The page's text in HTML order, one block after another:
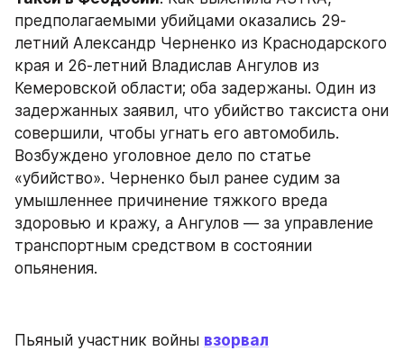
предполагаемыми убийцами оказались 29-
летний Александр Черненко из Краснодарского
края и 26-летний Владислав Ангулов из
Кемеровской области; оба задержаны. Один из
задержанных заявил, что убийство таксиста они
совершили, чтобы угнать его автомобиль.
Возбуждено уголовное дело по статье
«убийство». Черненко был ранее судим за
умышленнее причинение тяжкого вреда
здоровью и кражу, а Ангулов — за управление
транспортным средством в состоянии
опьянения.
Пьяный участник войны взорвал